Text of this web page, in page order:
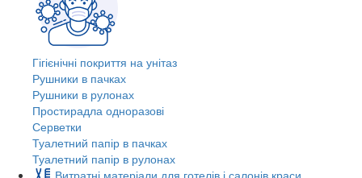
Гігієнічні покриття на унітаз
Рушники в пачках
Рушники в рулонах
Простирадла одноразові
Серветки
Туалетний папір в пачках
Туалетний папір в рулонах
Витратні матеріали для готелів і салонів краси